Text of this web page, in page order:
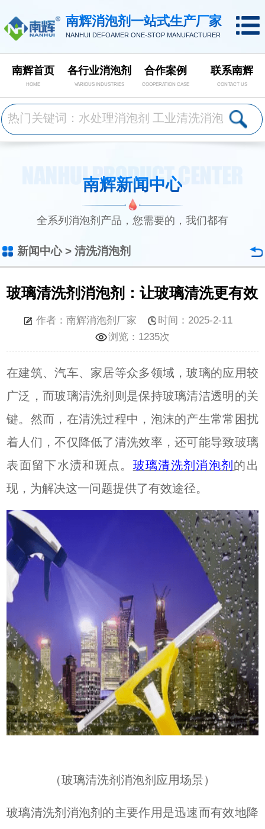
南辉消泡剂一站式生产厂家
NANHUI DEFOAMER ONE-STOP MANUFACTURER
南辉首页
HOME
各行业消泡剂
VARIOUS INDUSTRIES
合作案例
COOPERATION CASE
联系南辉
CONTACT US
南辉新闻中心
全系列消泡剂产品，您需要的，我们都有
新闻中心> 清洗消泡剂
玻璃清洗剂消泡剂：让玻璃清洗更有效
作者：南辉消泡剂厂家
时间：2025-2-11
浏览： 1235次
在建筑、汽车、家居等众多领域，玻璃的应用较
广泛，而玻璃清洗剂则是保持玻璃清洁透明的关
键。然而，在清洗过程中，泡沫的产生常常困扰
着人们，不仅降低了清洗效率，还可能导致玻璃
表面留下水渍和斑点。 玻璃清洗剂消泡剂 的出
现，为解决这一问题提供了有效途径。
（玻璃清洗剂消泡剂应用场景）
玻璃清洗剂消泡剂的主要作用是迅速而有效地降